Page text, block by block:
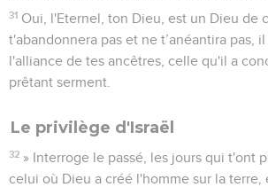
31 Oui, l'Eternel, ton Dieu, est un Dieu de
t'abandonnera pas et ne t’anéantira pas,
l'alliance de tes ancêtres, celle qu'il a
prêtant serment.
Le privilège d'Israël
32 » Interroge le passé, les jours qui t'ont
celui où Dieu a créé l'homme sur la terre,